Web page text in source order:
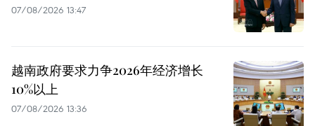
07/08/2026 13:47
越南政府要求力争2026年经济增长
10%以上
07/08/2026 13:36